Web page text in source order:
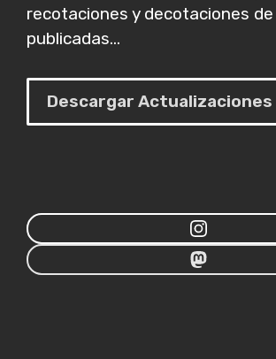
recotaciones y decotaciones
publicadas...
Descargar Actualizaciones